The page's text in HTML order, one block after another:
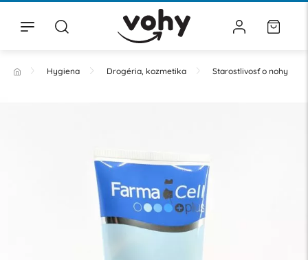
Hygiena Drogéria, kozmetika Starostlivosť o nohy